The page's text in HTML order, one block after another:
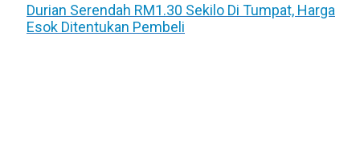
Durian Serendah RM1.30 Sekilo Di Tumpat, Harga
Esok Ditentukan Pembeli